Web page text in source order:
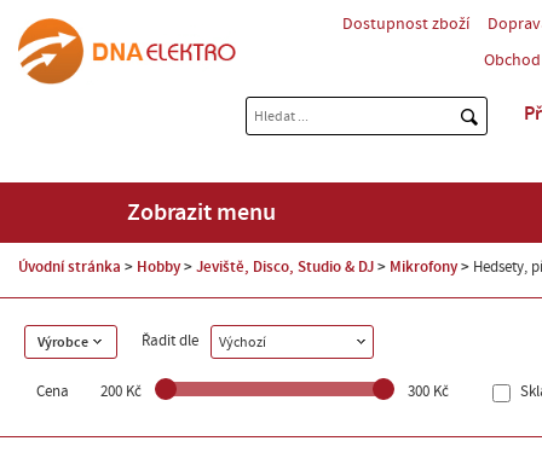
Dostupnost zboží
Zobrazit menu
Úvodní stránka Hobby Jeviště, Disco, Studio & DJ Mikrofony Hedsety,
Výrobce Řadit dle Výchozí
Cena 200 Kč 300 Kč